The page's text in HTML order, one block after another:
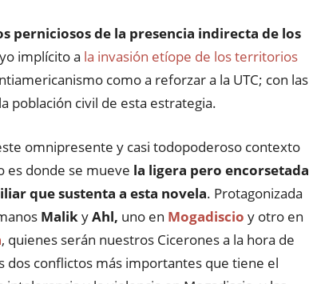
perniciosos de la presencia indirecta de los
implícito a la invasión etíope de los territorios
como a reforzar a la UTC; con las
población civil de esta estrategia.
omnipresente y casi todopoderoso contexto
es donde se mueve la ligera pero encorsetada
que sustenta a esta novela. Protagonizada
MalikyAhl, uno en Mogadiscio y otro en
, quienes serán nuestros Cicerones a la hora de
dos conflictos más importantes que tiene el